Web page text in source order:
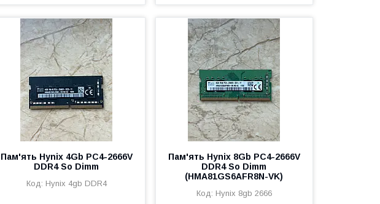
Пам'ять Hynix 4Gb PC4-2666V
DDR4 So Dimm
Hynix 4gb DDR4
Пам'ять Hynix 8Gb PC4-2666V
DDR4 So Dimm
(HMA81GS6AFR8N-VK)
Hynix 8gb 2666